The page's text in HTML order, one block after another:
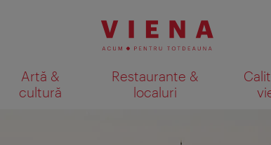
Artă &
cultură
Restaurante &
localuri